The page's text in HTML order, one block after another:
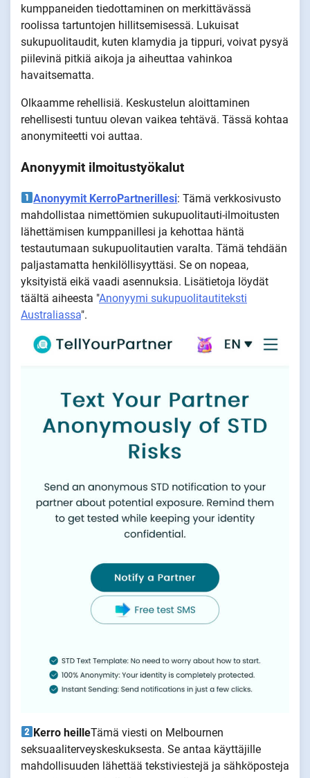
kumppaneiden tiedottaminen on merkittävässä
roolissa tartuntojen hillitsemisessä. Lukuisat
sukupuolitaudit, kuten klamydia ja tippuri, voivat pysyä
piilevinä pitkiä aikoja ja aiheuttaa vahinkoa
havaitsematta.
Olkaamme rehellisiä. Keskustelun aloittaminen
rehellisesti tuntuu olevan vaikea tehtävä. Tässä kohtaa
anonymiteetti voi auttaa.
Anonyymit ilmoitustyökalut
Anonyymit KerroPartnerillesi: Tämä verkkosivusto
mahdollistaa nimettömien sukupuolitauti-ilmoitusten
lähettämisen kumppanillesi ja kehottaa häntä
testautumaan sukupuolitautien varalta. Tämä tehdään
paljastamatta henkilöllisyyttäsi. Se on nopeaa,
yksityistä eikä vaadi asennuksia. Lisätietoja löydät
täältä aiheesta "Anonyymi sukupuolitautiteksti
Australiassa".
Kerro heilleTämä viesti on Melbournen
seksuaaliterveyskeskuksesta. Se antaa käyttäjille
mahdollisuuden lähettää tekstiviestejä ja sähköposteja